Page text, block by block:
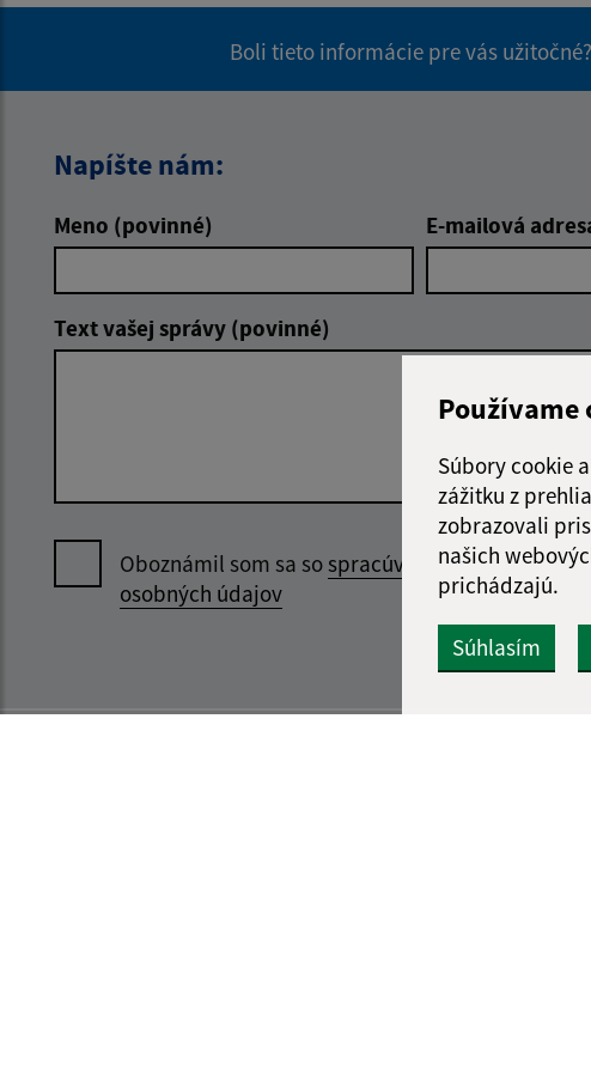
Používame
Súbory cookie
zážitku z
zobrazovali
našich
prichádzajú.
Súhlasím
Boli tieto informácie pre vás užitočné?
Napíšte nám:
Meno (povinné) E-mailová
Text vašej správy (povinné)
Oboznámil som sa sospracúvaním
osobných údajov